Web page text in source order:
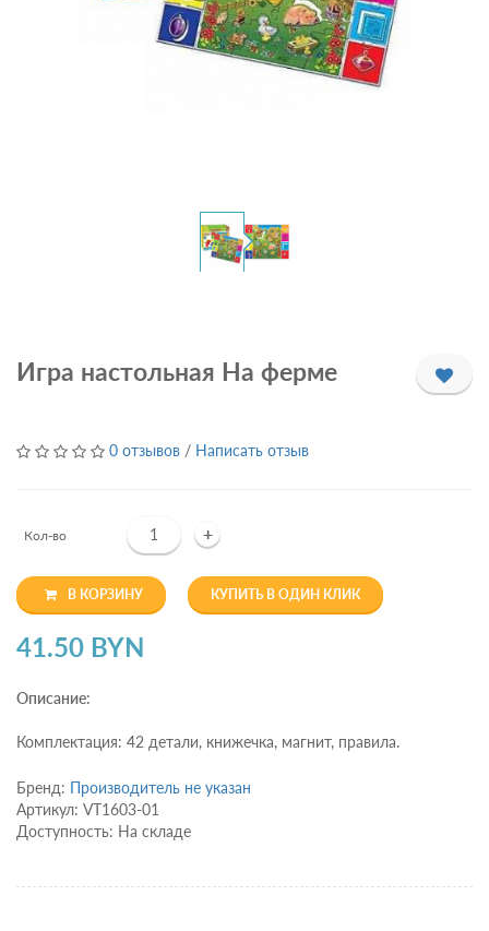
Игра настольная На ферме
0 отзывов / Написать отзыв
Кол-во +
В КОРЗИНУ КУПИТЬ В ОДИН КЛИК
41.50 BYN
Описание:
Комплектация: 42 детали, книжечка, магнит, правила.
Бренд: Производитель не указан
Артикул: VT1603-01
Доступность: На складе